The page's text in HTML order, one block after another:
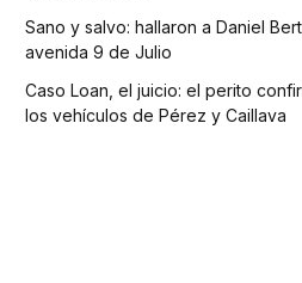
Sano y salvo: hallaron a Daniel
avenida 9 de Julio
Caso Loan, el juicio: el perito
los vehículos de Pérez y Caillava